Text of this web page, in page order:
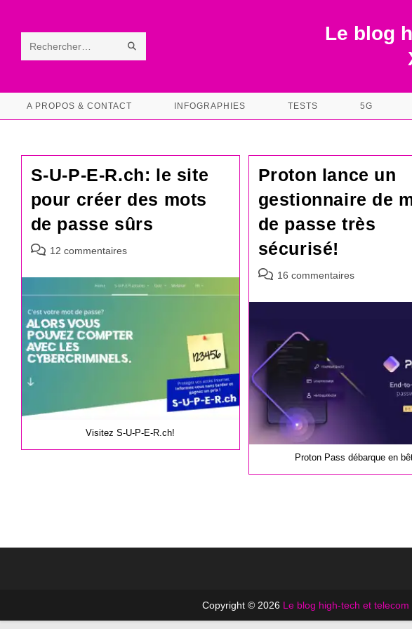
contentRechercher
ce RECHERCHE
Le blog
A PROPOS & CONTACT INFOGRAPHIES TESTS 5G
S-U-P-E-R.ch: le site
pour créer des mots
de passe sûrs
Commentaires
la
publication :
12 commentaires
Visitez S-U-P-E-R.ch!
Proton lance un
gestionnaire de
de passe très
sécurisé!
Commentaires
la
16 commentaires
Proton Pass débarque en
Copyright © 2026 Le blog high-tech et telecom